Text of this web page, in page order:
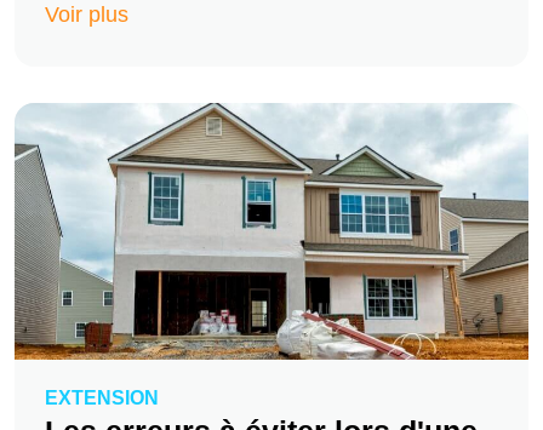
Voir plus
EXTENSION